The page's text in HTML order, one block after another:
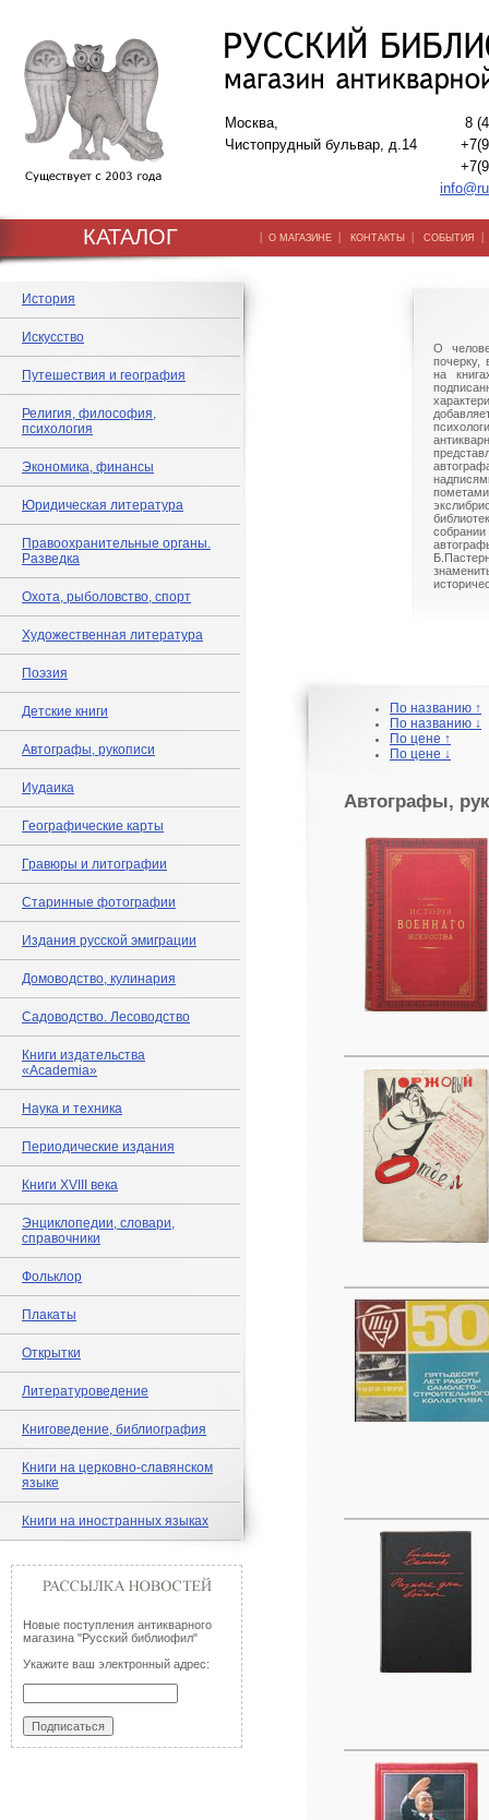
Москва,
Чистопрудный бульвар, д.14
8
КАТАЛОГ | О МАГАЗИНЕ | КОНТАКТЫ | СОБЫТИЯ
История
Искусство
Путешествия и география
Религия, философия,
психология
Экономика, финансы
Юридическая литература
Правоохранительные органы.
Разведка
Охота, рыболовство, спорт
Художественная литература
Поэзия
Детские книги
Автографы, рукописи
Иудаика
Географические карты
Гравюры и литографии
Старинные фотографии
Издания русской эмиграции
Домоводство, кулинария
Садоводство. Лесоводство
Книги издательства
«Academia»
Наука и техника
Периодические издания
Книги XVIII века
Энциклопедии, словари,
справочники
Фольклор
Плакаты
Открытки
Литературоведение
Книговедение, библиография
Книги на церковно-славянском
языке
Книги на иностранных языках
Новые поступления антикварного
магазина "Русский библиофил"
Укажите ваш электронный адрес:
О
почерку,
на
По названию ↑
По названию ↓
По цене ↑
По цене ↓
Автографы,